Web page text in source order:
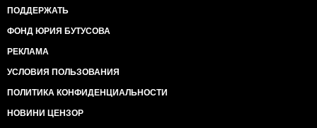
ПОДДЕРЖАТЬ
ФОНД ЮРИЯ БУТУСОВА
РЕКЛАМА
УСЛОВИЯ ПОЛЬЗОВАНИЯ
ПОЛИТИКА КОНФИДЕНЦИАЛЬНОСТИ
НОВИНИ ЦЕНЗОР